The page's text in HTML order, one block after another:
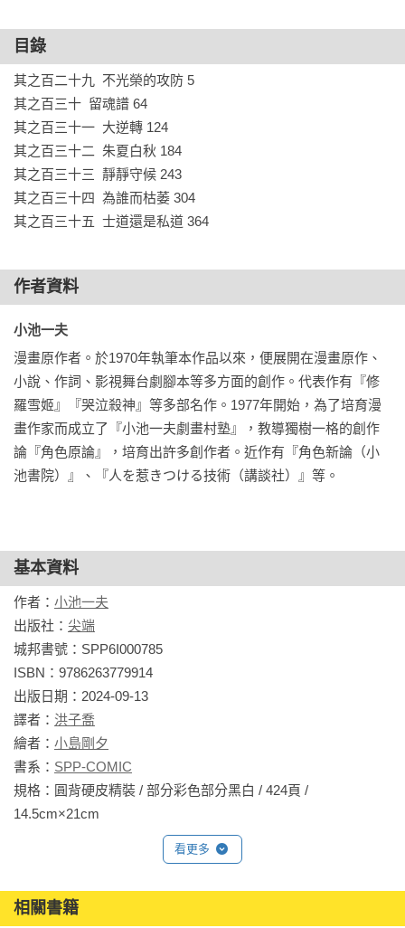
◆關聯紀事◆
◎本作於2001年榮獲有美國漫畫界奧斯卡獎之稱的「艾斯納
獎」（Eisner Award），是迄今最具代表性的漫畫獎；2004
年，原作小池一夫與漫畫家小島剛夕也同時進入漫畫名人堂。
◎自1970年開始連載至1976年，歷時6年，多次改編電影與戲
劇；1987年以英文版打入北美洲市場，奠定日本漫畫在西方世
界的地位，就連美國知名漫畫家法蘭克．米勒（Frank Miller）
◎電影《追殺比爾》、《非法正義》等作品也深受《帶子狼》
啟發，影響好萊塢甚鉅。
◎2014年gooランキング票選為「最佳劇畫」第6名。
◆商品規格◆
◎書衣：157g王子特銅紙，強化圖像細節，提升作品整體質
感。
◎書名頁：120g水彩紙，完美呈現水墨風格的標準字與漫畫家
質。
◎內頁：高規格90g米色漫畫紙，兼顧畫面呈現的專業性與閱讀
的舒適性。
目錄
其之百二十九  不光榮的攻防 5
其之百三十  留魂譜 64
其之百三十一  大逆轉 124
其之百三十二  朱夏白秋 184
其之百三十三  靜靜守候 243
其之百三十四  為誰而枯萎 304
其之百三十五  士道還是私道 364
作者資料
小池一夫
漫畫原作者。於1970年執筆本作品以來，便展開在漫畫原作、
小說、作詞、影視舞台劇腳本等多方面的創作。代表作有『修
羅雪姬』『哭泣殺神』等多部名作。1977年開始，為了培育漫
畫作家而成立了『小池一夫劇畫村塾』，教導獨樹一格的創作
論『角色原論』，培育出許多創作者。近作有『角色新論（小
池書院）』、『人を惹きつける技術（講談社）』等。
基本資料
作者： 小池一夫
出版社： 尖端
城邦書號：SPP6I000785
ISBN：9786263779914
出版日期：2024-09-13
譯者： 洪子喬
繪者： 小島剛夕
書系： SPP-COMIC
規格：圓背硬皮精裝 / 部分彩色部分黑白 / 424頁 /
14.5cm×21cm
看更多
相關書籍